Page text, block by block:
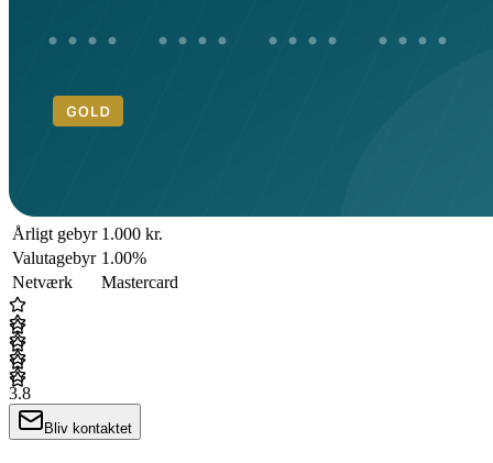
Årligt gebyr 1.000 kr.
Valutagebyr 1.00%
Netværk
Mastercard
3.8
Bliv kontaktet